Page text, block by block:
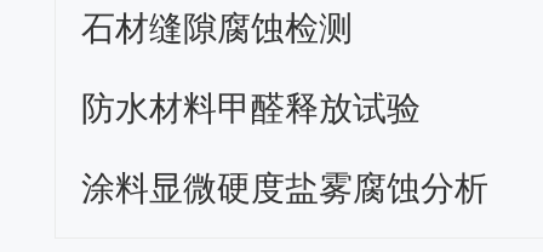
石材缝隙腐蚀检测
防水材料甲醛释放试验
涂料显微硬度盐雾腐蚀分析